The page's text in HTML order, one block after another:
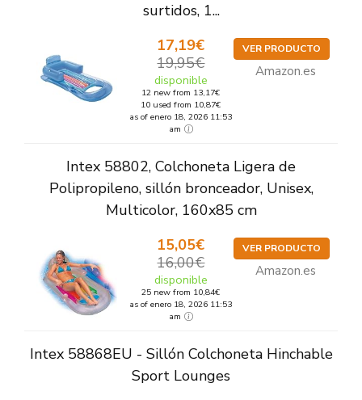
surtidos, 1...
17,19€
19,95€
disponible
12 new from 13,17€
10 used from 10,87€
as of enero 18, 2026 11:53
am
VER PRODUCTO
Amazon.es
Intex 58802, Colchoneta Ligera de
Polipropileno, sillón bronceador, Unisex,
Multicolor, 160x85 cm
15,05€
16,00€
disponible
25 new from 10,84€
as of enero 18, 2026 11:53
am
VER PRODUCTO
Amazon.es
Intex 58868EU - Sillón Colchoneta Hinchable
Sport Lounges